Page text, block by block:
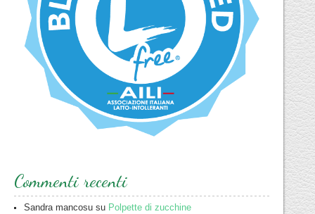
Commenti recenti
Sandra mancosu su Polpette di zucchine